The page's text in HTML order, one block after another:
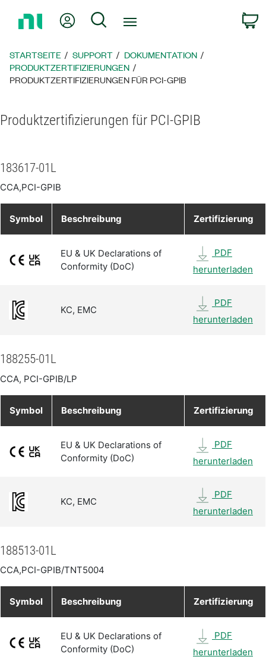
zur
Mein KontoSuche
STARTSEITE SUPPORT
DOKUMENTATION
PRODUKTZERTIFIZIERUNGEN
PRODUKTZERTIFIZIERUNGEN FÜR PCI-GPIB
Produktzertifizierungen für PCI-GPIB
183617-01L
CCA,PCI-GPIB
Symbol Beschreibung Zertifizierung
EU & UK Declarations of
Conformity (DoC)
PDF
herunterladen
KC, EMC
PDF
herunterladen
188255-01L
CCA, PCI-GPIB/LP
Symbol Beschreibung Zertifizierung
EU & UK Declarations of
Conformity (DoC)
PDF
herunterladen
KC, EMC
PDF
herunterladen
188513-01L
CCA,PCI-GPIB/TNT5004
Symbol Beschreibung Zertifizierung
EU & UK Declarations of
Conformity (DoC)
PDF
herunterladen